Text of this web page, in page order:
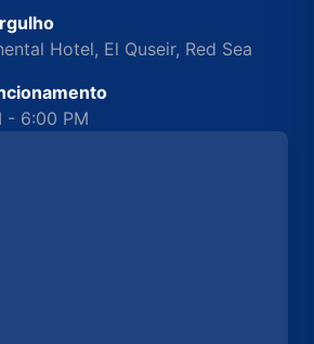
Hotel, El Quseir, Red Sea
- 6:00 PM